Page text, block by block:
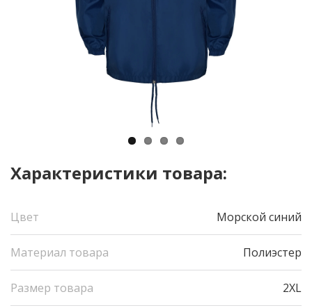
Характеристики товара:
Цвет Морской синий
Материал товара Полиэстер
Размер товара 2XL